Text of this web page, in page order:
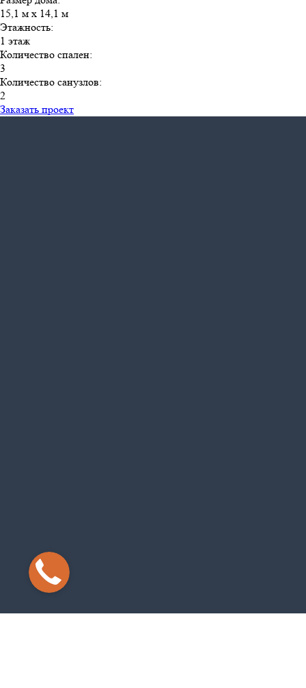
15,1 м х 14,1 м
Этажность:
1 этаж
Количество спален:
3
Количество санузлов:
2
Заказать проект